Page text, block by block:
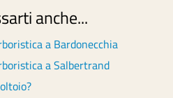
anche...
a Bardonecchia
a Salbertrand